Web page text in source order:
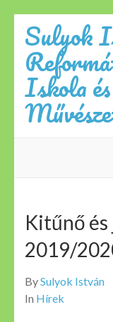
content
(Press
Enter)
Sulyok
Iskola
Kitűnő
2019/
BySulyok István
In Hírek